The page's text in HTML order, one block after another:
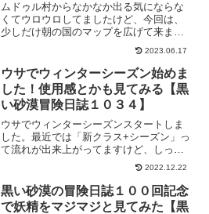
ムドゥル村からなかなか出る気にならな
くてウロウロしてましたけど、今回は、
少しだけ朝の国のマップを広げて来まし
た。メイン依頼を受けてなくてもデイリ
ーやサブ依頼は受けられるようなので、
メイン依頼を進めていないキャラでも十
分楽しんで生活できそうな雰囲気です。
2023.06.17
ウサでウィンターシーズン始めま
した！使用感とかも見てみる【黒
い砂漠冒険日誌１０３４】
ウサでウィンターシーズンスタートしま
した。最近では「新クラス+シーズン」っ
て流れが出来上がってますけど、しっか
り私もその波に乗ってるようでしがみつ
いてますｗで、シーズンを楽しもう！っ
てのもあるのですが、やっぱりウサの使
用感を確かめたいですよね。
2022.12.22
黒い砂漠の冒険日誌１００回記念
で妖精をマジマジと見てみた【黒